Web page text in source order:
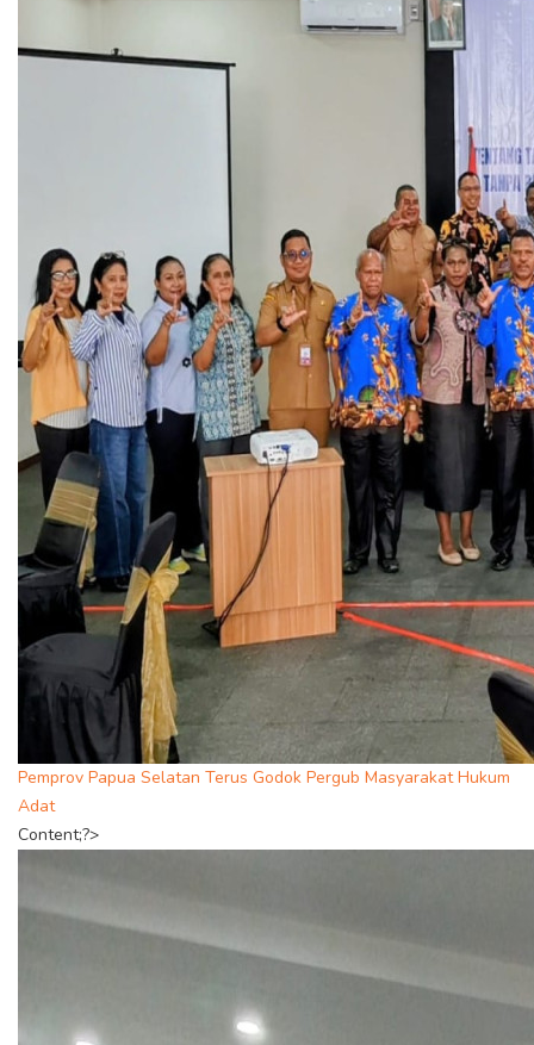
Pemprov Papua Selatan Terus Godok Pergub Masyarakat Hukum
Adat
Content;?>